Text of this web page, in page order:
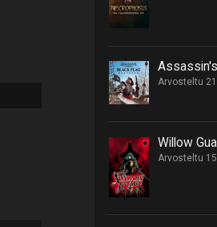
Arvosteltu
Arvosteltu